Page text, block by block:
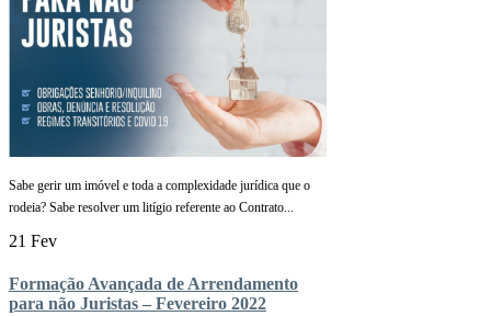
Sabe gerir um imóvel e toda a complexidade jurídica que o
rodeia? Sabe resolver um litígio referente ao Contrato...
21 Fev
Formação Avançada de Arrendamento
para não Juristas – Fevereiro 2022